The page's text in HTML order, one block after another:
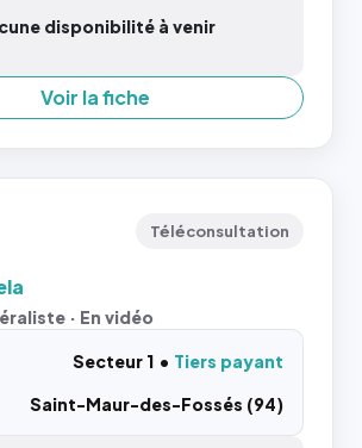
disponibilité à venir
Voir la fiche
Téléconsultation
· En vidéo
Secteur 1
Tiers payant
Saint-Maur-des-Fossés (94)